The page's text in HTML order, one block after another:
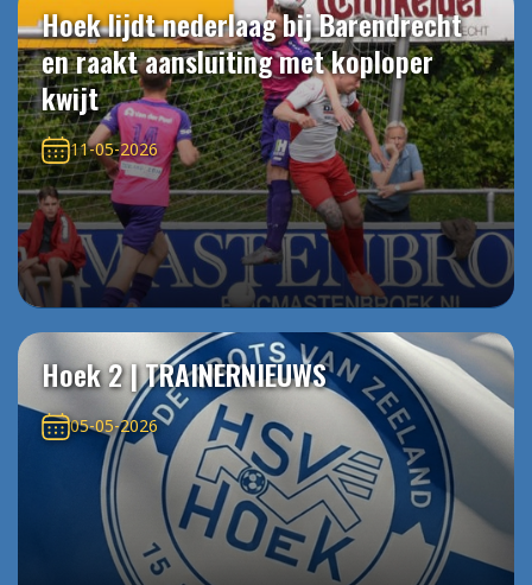
Hoek lijdt nederlaag bij Barendrecht
en raakt aansluiting met koploper
kwijt
11-05-2026
Hoek 2 | TRAINERNIEUWS
05-05-2026